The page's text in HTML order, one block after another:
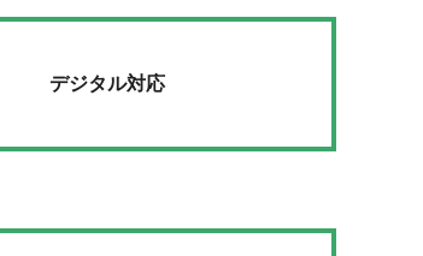
デジタル対応